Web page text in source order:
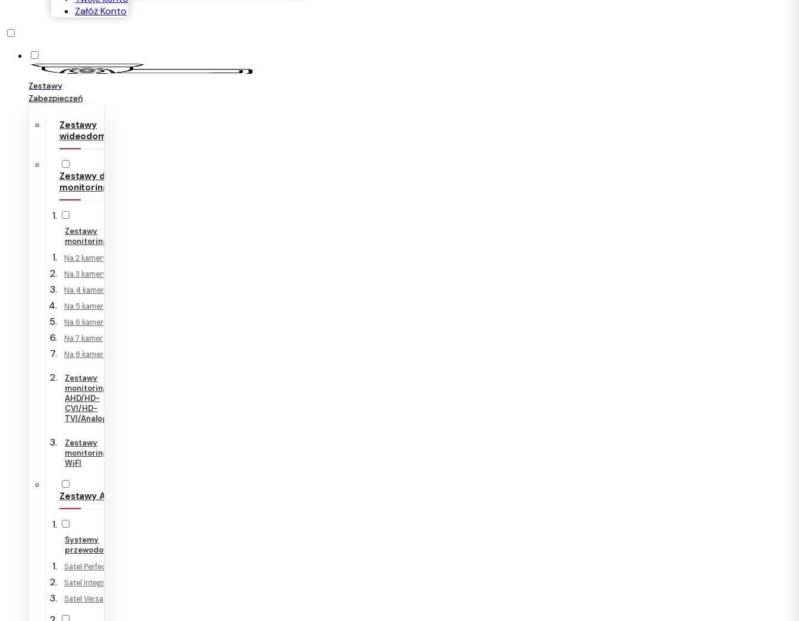
Załóż Konto
Zestawy
Zabezpieczeń
Zestawy
wideodomofonów
Zestawy do
monitoringu
Zestawy
monitoringu IP
Na 2 kamery
Na 3 kamery
Na 4 kamery
Na 5 kamer
Na 6 kamer
Na 7 kamer
Na 8 kamer
Zestawy
monitoringu
AHD/HD-
CVI/HD-
TVI/Analog
Zestawy
monitoringu
WiFI
Zestawy Alarmowe
Systemy
przewodowe
Satel Perfecta
Satel Integra
Satel Versa